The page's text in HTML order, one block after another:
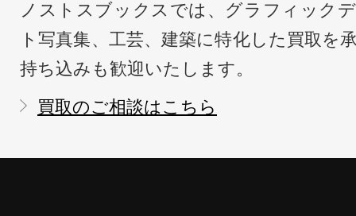
ノストスブックスでは、グラフィック
ト写真集、工芸、建築に特化した買取を
持ち込みも歓迎いたします。
買取のご相談はこちら